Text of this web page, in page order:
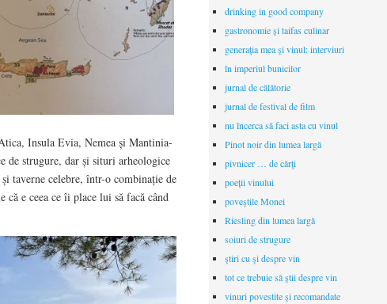
Insula Evia, Nemea și Mantinia-
de strugure, dar și situri arheologice
taverne celebre, într-o combinație de
că e ceea ce îi place lui să facă când
drinking in good company
gastronomie și taifas culinar
generaţia mea şi vinul: interviuri
în imperiul bunicilor
jurnal de călătorie
jurnal de festival de film
nu încerca să faci asta cu vinul
Pinot noir din lumea largă
pivnicer … de cărţi
poeții vinului
poveştile Monei
Riesling din lumea largă
soiuri de strugure
ştiri cu şi despre vin
tot ce trebuie să ştii despre vin
vinuri povestite şi recomandate